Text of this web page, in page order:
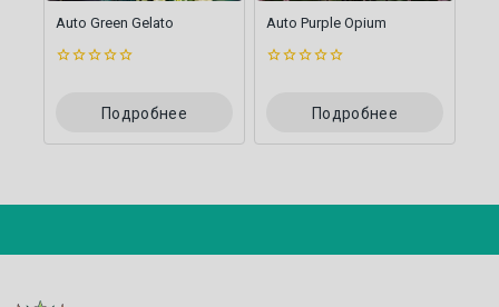
Auto Green Gelato
Подробнее
Auto Purple Opium
Подробнее